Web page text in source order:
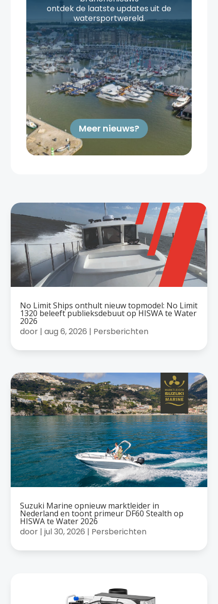
ontdek de laatste updates uit de
watersportwereld.
Meer nieuws?
No Limit Ships onthult nieuw topmodel: No Limit
1320 beleeft publieksdebuut op HISWA te Water
2026
door |aug 6, 2026 | Persberichten
Suzuki Marine opnieuw marktleider in
Nederland en toont primeur DF60 Stealth op
HISWA te Water 2026
door |jul 30, 2026 | Persberichten